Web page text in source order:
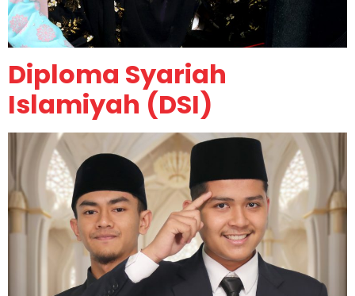
Diploma Syariah
Islamiyah (DSI)